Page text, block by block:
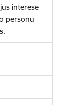
interesē
personu